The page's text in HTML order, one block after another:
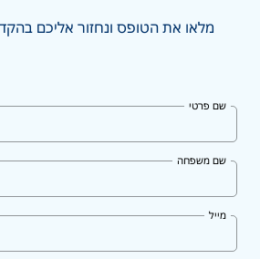
מלאו את הטופס ונחזור אליכם בהקדם
שם פרטי
שם משפחה
מייל